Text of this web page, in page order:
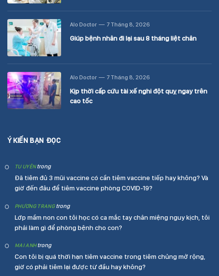
Alo Doctor 7 Tháng 8, 2026
Giúp bệnh nhân đi lại sau 8 tháng liệt chân
Alo Doctor 7 Tháng 8, 2026
Kịp thời cấp cứu tài xế nghi đột quỵ ngay trên
cao tốc
Ý KIẾN BẠN ĐỌC
TU UYÊNtrong
Đã tiêm đủ 3 mũi vaccine có cần tiêm vaccine tiếp hay không? Và
giờ đến đâu để tiêm vaccine phòng COVID-19?
PHƯƠNG TRANGtrong
Lớp mầm non con tôi học có ca mắc tay chân miệng nguy kịch, tôi
phải làm gì để phòng bệnh cho con?
MAI ANHtrong
Con tôi bị quá thời hạn tiêm vaccine trong tiêm chủng mở rộng,
giờ có phải tiêm lại được từ đầu hay không?